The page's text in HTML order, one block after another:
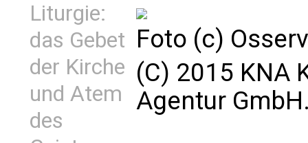
Liturgie:
das Gebet
der Kirche
und Atem
des
Foto (c)
(C) 2015 KNA
Agentur